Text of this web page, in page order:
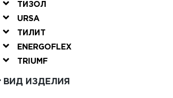
ТИЗОЛ
URSA
ТИЛИТ
ENERGOFLEX
TRIUMF
ВИД ИЗДЕЛИЯ